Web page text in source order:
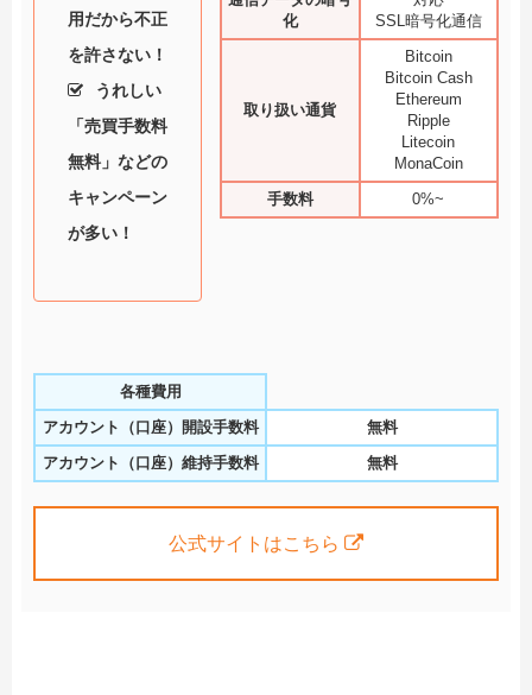
用だから不正
を許さない！
うれしい
「売買手数料
無料」などの
キャンペーン
が多い！
化
SSL暗号化通信
取り扱い通貨
Bitcoin
Bitcoin Cash
Ethereum
Ripple
Litecoin
MonaCoin
手数料
0%~
各種費用
アカウント（口座）開設手数料
無料
アカウント（口座）維持手数料
無料
公式サイトはこちら